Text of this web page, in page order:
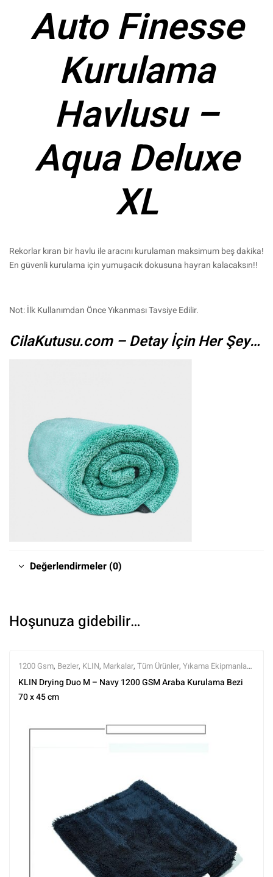
Auto Finesse
Kurulama
Havlusu –
Aqua Deluxe
XL
Rekorlar kıran bir havlu ile aracını kurulaman maksimum beş dakika!
En güvenli kurulama için yumuşacık dokusuna hayran kalacaksın!!
Not: İlk Kullanımdan Önce Yıkanması Tavsiye Edilir.
CilaKutusu.com – Detay İçin Her Şey…
Değerlendirmeler (0)
Hoşunuza gidebilir…
1200 Gsm, Bezler, KLIN, Markalar, Tüm Ürünler, Yıkama Ekipmanları,
Yıkama Ürünleri
KLIN Drying Duo M – Navy 1200 GSM Araba Kurulama Bezi
70 x 45 cm